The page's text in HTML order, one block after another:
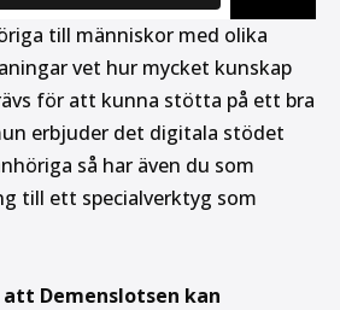
till människor med olika
vet hur mycket kunskap
för att kunna stötta på ett bra
erbjuder det digitala stödet
så har även du som
till ett specialverktyg som
Demenslotsen kan